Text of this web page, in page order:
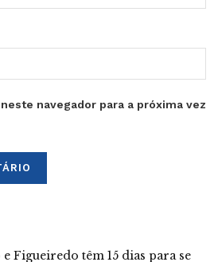
navegador para a próxima vez
Figueiredo têm 15 dias para se